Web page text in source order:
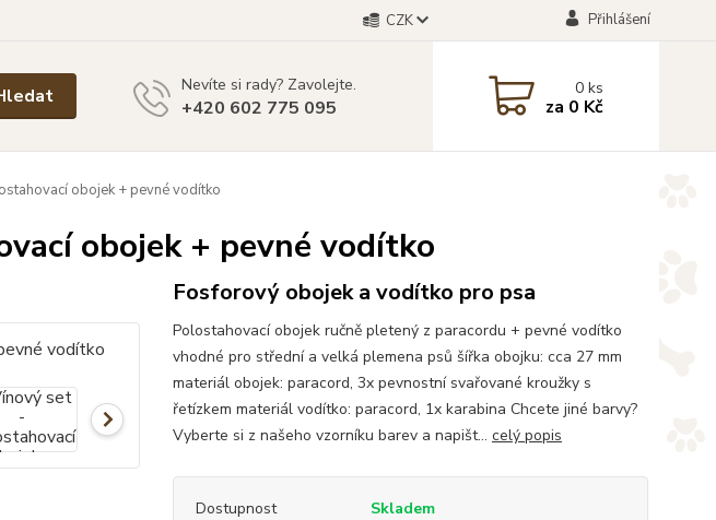
CZK Přihlášení
Nevíte si rady? Zavolejte.
+420 602 775 095
0ks
za 0 Kč
obojek + pevné vodítko
obojek + pevné vodítko
Fosforový obojek a vodítko pro psa
Polostahovací obojek ručně pletený z paracordu + pevné vodítko
vhodné pro střední a velká plemena psů šířka obojku: cca 27 mm
materiál obojek: paracord, 3x pevnostní svařované kroužky s
řetízkem materiál vodítko: paracord, 1x karabina Chcete jiné barvy?
Vyberte si z našeho vzorníku barev a napišt... celý popis
Dostupnost
Skladem